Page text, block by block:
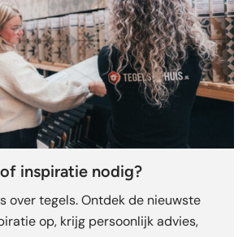
inspiratie nodig?
over tegels. Ontdek de nieuwste
op, krijg persoonlijk advies,